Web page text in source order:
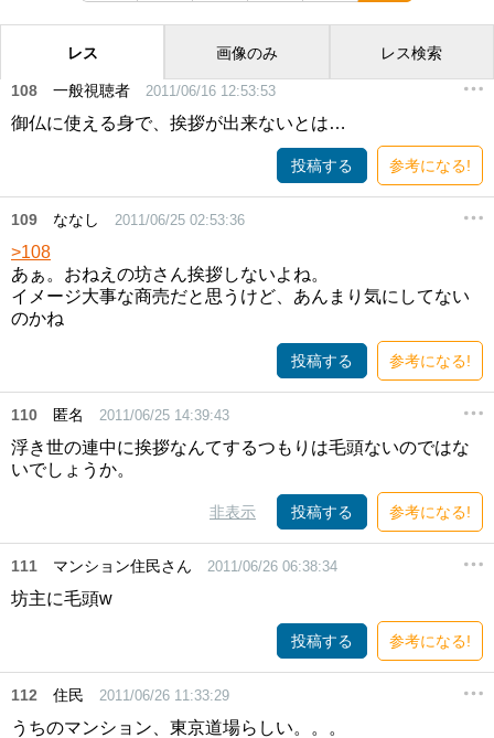
レス 画像のみ レス検索
108 一般視聴者 2011/06/16 12:53:53
御仏に使える身で、挨拶が出来ないとは…
投稿する 参考になる!
109 ななし 2011/06/25 02:53:36
>108
あぁ。おねえの坊さん挨拶しないよね。
イメージ大事な商売だと思うけど、あんまり気にしてない
のかね
投稿する 参考になる!
110 匿名 2011/06/25 14:39:43
浮き世の連中に挨拶なんてするつもりは毛頭ないのではな
いでしょうか。
非表示 投稿する 参考になる!
111 マンション住民さん 2011/06/26 06:38:34
坊主に毛頭w
投稿する 参考になる!
112 住民 2011/06/26 11:33:29
うちのマンション、東京道場らしい。。。